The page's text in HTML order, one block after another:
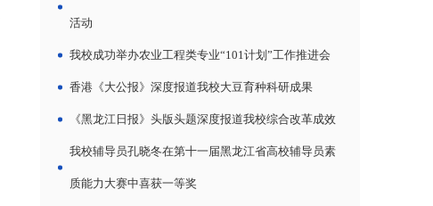
活动
我校成功举办农业工程类专业“101计划”工作推进会
香港《大公报》深度报道我校大豆育种科研成果
《黑龙江日报》头版头题深度报道我校综合改革成效
我校辅导员孔晓冬在第十一届黑龙江省高校辅导员素
质能力大赛中喜获一等奖